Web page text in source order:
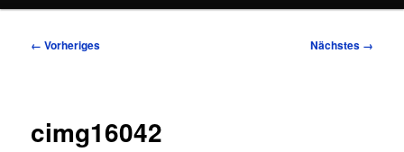
Bilder-
← Vorheriges Nächstes →
cimg16042